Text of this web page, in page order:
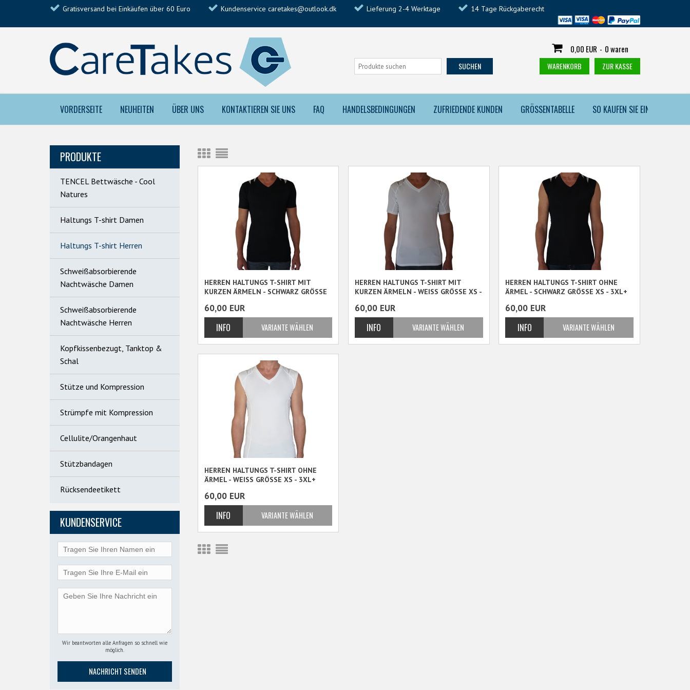
Gratisversand bei Einkäufen über 60 Euro Kundenservice caretakes@outlook.dk Lieferung 2-4 Werktage 14 Tage Rückgaberecht
0,00 EUR - 0 waren
WARENKORB ZUR KASSE
VORDERSEITE NEUHEITEN ÜBER UNS KONTAKTIEREN SIE UNS FAQ HANDELSBEDINGUNGEN ZUFRIEDENDE KUNDEN GRÖSSENTABELLE SO KAUFEN SIE EIN
SUCHEN
PRODUKTE
TENCEL Bettwäsche - Cool
Natures
Haltungs T-shirt Damen
Haltungs T-shirt Herren
Schweißabsorbierende
Nachtwäsche Damen
Schweißabsorbierende
Nachtwäsche Herren
Kopfkissenbezugt, Tanktop &
Schal
Stütze und Kompression
Strümpfe mit Kompression
Cellulite/Orangenhaut
Stützbandagen
Rücksendeetikett
KUNDENSERVICE
Wir beantworten alle Anfragen so schnell wie
möglich.
HERREN HALTUNGS T-SHIRT MIT
KURZEN ÄRMELN - SCHWARZ GRÖSSE
60,00 EUR
HERREN HALTUNGS T-SHIRT MIT
KURZEN ÄRMELN - WEISS GRÖSSE XS -
60,00 EUR
HERREN HALTUNGS T-SHIRT OHNE
ÄRMEL - SCHWARZ GRÖSSE XS - 3XL+
60,00 EUR
HERREN HALTUNGS T-SHIRT OHNE
ÄRMEL - WEISS GRÖSSE XS - 3XL+
60,00 EUR